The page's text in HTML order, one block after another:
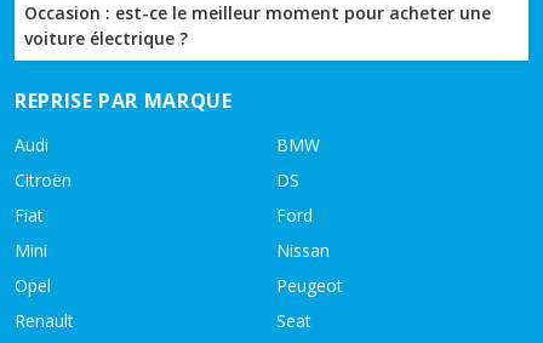
Occasion : est-ce le meilleur moment pour acheter une
voiture électrique ?
REPRISE PAR MARQUE
Audi
BMW
Citroën
DS
Fiat
Ford
Mini
Nissan
Opel
Peugeot
Renault
Seat